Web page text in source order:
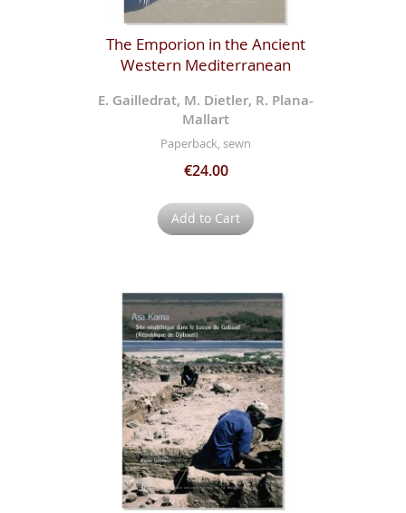
The Emporion in the Ancient
Western Mediterranean
E. Gailledrat, M. Dietler, R. Plana-
Mallart
Paperback, sewn
€24.00
Add to Cart